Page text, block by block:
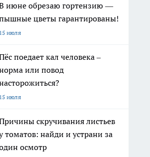
июне обрезаю гортензию —
цветы гарантированы!
15 июля
поедает кал человека –
или повод
15 июля
скручивания листьев
томатов: найди и устрани за
осмотр